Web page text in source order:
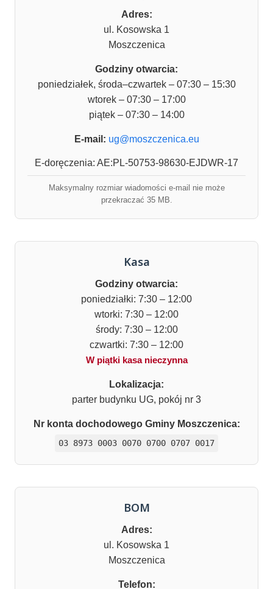
Adres:
ul. Kosowska 1
Moszczenica
Godziny otwarcia:
poniedziałek, środa–czwartek – 07:30 – 15:30
wtorek – 07:30 – 17:00
piątek – 07:30 – 14:00
E-mail: ug@moszczenica.eu
E-doręczenia: AE:PL-50753-98630-EJDWR-17
Maksymalny rozmiar wiadomości e-mail nie może
przekraczać 35 MB.
Kasa
Godziny otwarcia:
poniedziałki: 7:30 – 12:00
wtorki: 7:30 – 12:00
środy: 7:30 – 12:00
czwartki: 7:30 – 12:00
W piątki kasa nieczynna
Lokalizacja:
parter budynku UG, pokój nr 3
Nr konta dochodowego Gminy Moszczenica:
03 8973 0003 0070 0700 0707 0017
BOM
Adres:
ul. Kosowska 1
Moszczenica
Telefon: